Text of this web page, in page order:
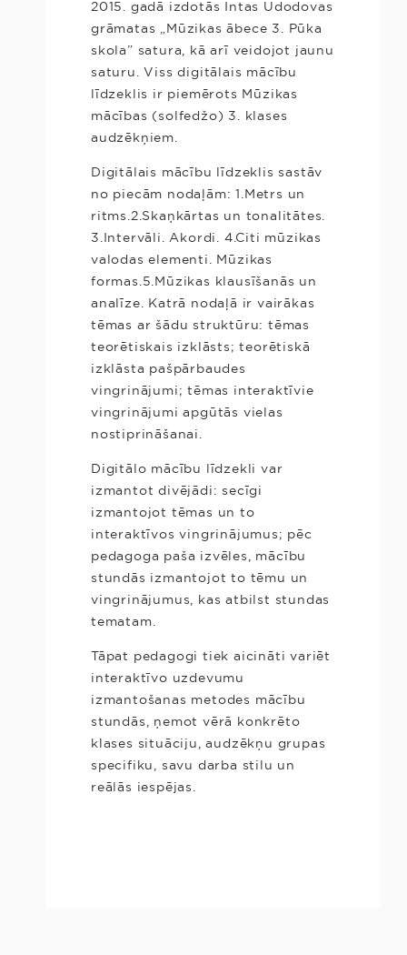
2015. gadā izdotās Intas Udodovas
grāmatas „Mūzikas ābece 3. Pūka
skola” satura, kā arī veidojot jaunu
saturu. Viss digitālais mācību
līdzeklis ir piemērots Mūzikas
mācības (solfedžo) 3. klases
audzēkņiem.
Digitālais mācību līdzeklis sastāv
no piecām nodaļām: 1.Metrs un
ritms.2.Skaņkārtas un tonalitātes.
3.Intervāli. Akordi. 4.Citi mūzikas
valodas elementi. Mūzikas
formas.5.Mūzikas klausīšanās un
analīze. Katrā nodaļā ir vairākas
tēmas ar šādu struktūru: tēmas
teorētiskais izklāsts; teorētiskā
izklāsta pašpārbaudes
vingrinājumi; tēmas interaktīvie
vingrinājumi apgūtās vielas
nostiprināšanai.
Digitālo mācību līdzekli var
izmantot divējādi: secīgi
izmantojot tēmas un to
interaktīvos vingrinājumus; pēc
pedagoga paša izvēles, mācību
stundās izmantojot to tēmu un
vingrinājumus, kas atbilst stundas
tematam.
Tāpat pedagogi tiek aicināti variēt
interaktīvo uzdevumu
izmantošanas metodes mācību
stundās, ņemot vērā konkrēto
klases situāciju, audzēkņu grupas
specifiku, savu darba stilu un
reālās iespējas.